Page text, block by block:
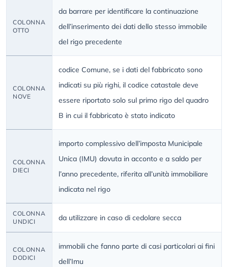
COLONNA
OTTO
da barrare per identificare la continuazione
dell’inserimento dei dati dello stesso immobile
del rigo precedente
COLONNA
NOVE
codice Comune, se i dati del fabbricato sono
indicati su più righi, il codice catastale deve
essere riportato solo sul primo rigo del quadro
B in cui il fabbricato è stato indicato
COLONNA
DIECI
importo complessivo dell’imposta Municipale
Unica (IMU) dovuta in acconto e a saldo per
l’anno precedente, riferita all’unità immobiliare
indicata nel rigo
COLONNA
UNDICI
da utilizzare in caso di cedolare secca
COLONNA
DODICI
immobili che fanno parte di casi particolari ai fini
dell’Imu